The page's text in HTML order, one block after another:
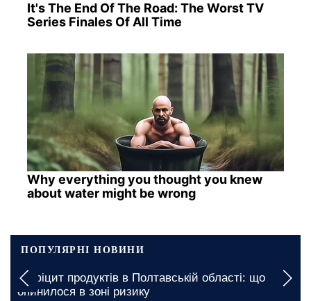
It's The End Of The Road: The Worst TV
Series Finales Of All Time
Why everything you thought you knew
about water might be wrong
ПОПУЛЯРНІ НОВИНИ
Дефіцит продуктів в Полтавській області: що
опинилося в зоні ризику